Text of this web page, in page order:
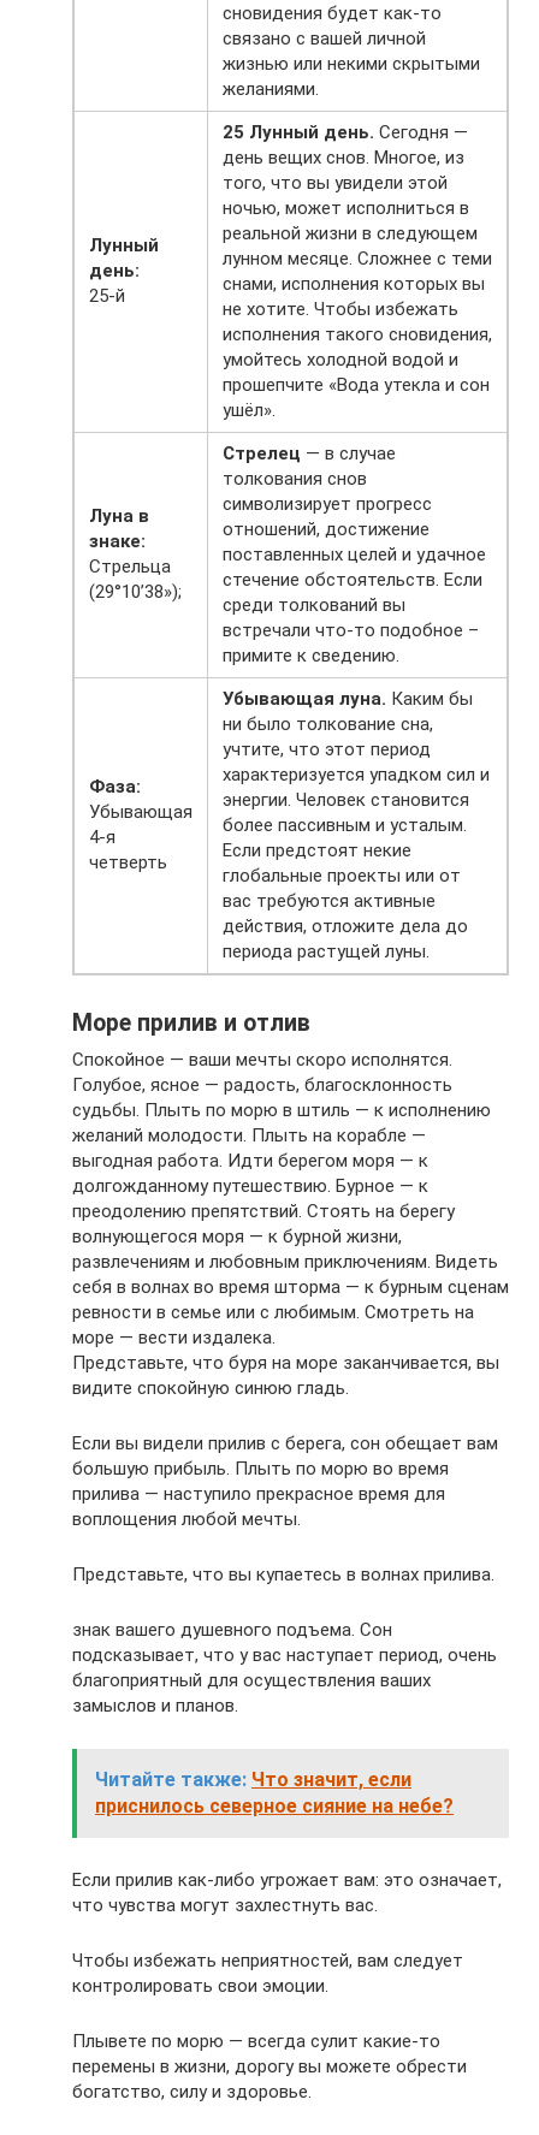
сновидения будет как-то
связано с вашей личной
жизнью или некими скрытыми
желаниями.
Лунный
день:
25-й
25 Лунный день. Сегодня —
день вещих снов. Многое, из
того, что вы увидели этой
ночью, может исполниться в
реальной жизни в следующем
лунном месяце. Сложнее с теми
снами, исполнения которых вы
не хотите. Чтобы избежать
исполнения такого сновидения,
умойтесь холодной водой и
прошепчите «Вода утекла и сон
ушёл».
Луна в
знаке:
Стрельца
(29°10’38»);
Стрелец — в случае
толкования снов
символизирует прогресс
отношений, достижение
поставленных целей и удачное
стечение обстоятельств. Если
среди толкований вы
встречали что-то подобное –
примите к сведению.
Фаза:
Убывающая
4-я
четверть
Убывающая луна. Каким бы
ни было толкование сна,
учтите, что этот период
характеризуется упадком сил и
энергии. Человек становится
более пассивным и усталым.
Если предстоят некие
глобальные проекты или от
вас требуются активные
действия, отложите дела до
периода растущей луны.
Море прилив и отлив
Спокойное — ваши мечты скоро исполнятся.
Голубое, ясное — радость, благосклонность
судьбы. Плыть по морю в штиль — к исполнению
желаний молодости. Плыть на корабле —
выгодная работа. Идти берегом моря — к
долгожданному путешествию. Бурное — к
преодолению препятствий. Стоять на берегу
волнующегося моря — к бурной жизни,
развлечениям и любовным приключениям. Видеть
себя в волнах во время шторма — к бурным сценам
ревности в семье или с любимым. Смотреть на
море — вести издалека.
Представьте, что буря на море заканчивается, вы
видите спокойную синюю гладь.
Если вы видели прилив с берега, сон обещает вам
большую прибыль. Плыть по морю во время
прилива — наступило прекрасное время для
воплощения любой мечты.
Представьте, что вы купаетесь в волнах прилива.
знак вашего душевного подъема. Сон
подсказывает, что у вас наступает период, очень
благоприятный для осуществления ваших
замыслов и планов.
Читайте также: Что значит, если
приснилось северное сияние на небе?
Если прилив как-либо угрожает вам: это означает,
что чувства могут захлестнуть вас.
Чтобы избежать неприятностей, вам следует
контролировать свои эмоции.
Плывете по морю — всегда сулит какие-то
перемены в жизни, дорогу вы можете обрести
богатство, силу и здоровье.